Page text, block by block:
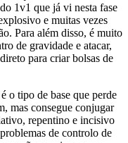
1v1 que já vi nesta fase
e muitas vezes
Para além disso, é muito
de gravidade e atacar,
para criar bolsas de
o tipo de base que perde
mas consegue conjugar
repentino e incisivo
de controlo de